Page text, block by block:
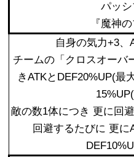
パッ
『魔神
自身の気力+3、
チームの「クロスオーバ
きATKとDEF20%UP(最
敵の数1体につき 更に回
回避するたびに 更に